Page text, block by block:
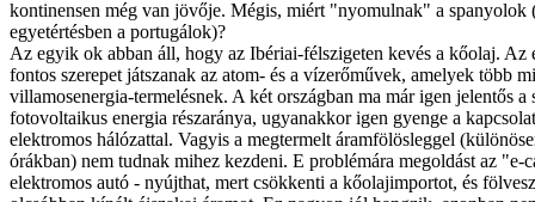
kontinensen még van jövője. Mégis, miért "nyomulnak" a spanyolok
egyetértésben a portugálok)?
Az egyik ok abban áll, hogy az Ibériai-félszigeten kevés a kőolaj. Az
fontos szerepet játszanak az atom- és a vízerőművek, amelyek több
villamosenergia-termelésnek. A két országban ma már igen jelentős a
fotovoltaikus energia részaránya, ugyanakkor igen gyenge a
elektromos hálózattal. Vagyis a megtermelt áramfölösleggel
órákban) nem tudnak mihez kezdeni. E problémára megoldást az "e-
elektromos autó - nyújthat, mert csökkenti a kőolajimportot, és